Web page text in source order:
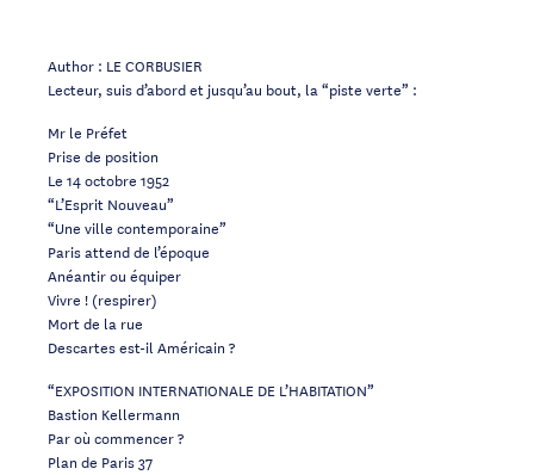
Author : LE CORBUSIER
Lecteur, suis d’abord et jusqu’au bout, la “piste verte” :
Mr le Préfet
Prise de position
Le 14 octobre 1952
“L’Esprit Nouveau”
“Une ville contemporaine”
Paris attend de l’époque
Anéantir ou équiper
Vivre ! (respirer)
Mort de la rue
Descartes est-il Américain ?
“EXPOSITION INTERNATIONALE DE L’HABITATION”
Bastion Kellermann
Par où commencer ?
Plan de Paris 37